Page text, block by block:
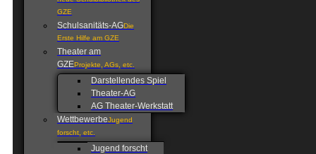
GZE
Schulsanitäts-AGDie
Erste Hilfe am GZE
Theater am
GZEProjekte, AGs, etc.
Darstellendes Spiel
Theater-AG
AG Theater-Werkstatt
WettbewerbeJugend
forscht, etc.
Jugend forscht